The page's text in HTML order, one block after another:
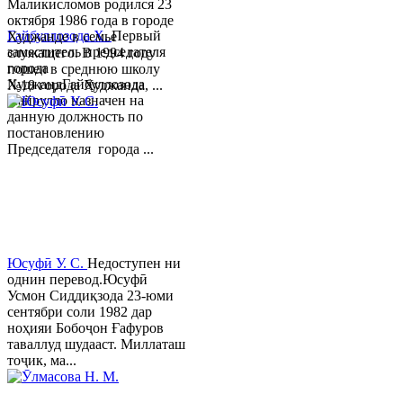
Гайбуллозода Х.Первый
заместитель председателя
города
ХуджандГайбуллозода
Хайрулло назначен на
данную должность по
постановлению
Председателя города ...
Маликисломов родился 23
октября 1986 года в городе
Худжанде в семье
служащего. В 1994 году
пошел в среднюю школу
№18 города Худжанда, ...
Юсуфӣ У. C. Недоступен ни
однин перевод.Юсуфӣ
Усмон Сиддиқзода 23-юми
сентябри соли 1982 дар
ноҳияи Бобоҷон Ғафуров
таваллуд шудааст. Миллаташ
тоҷик, ма...